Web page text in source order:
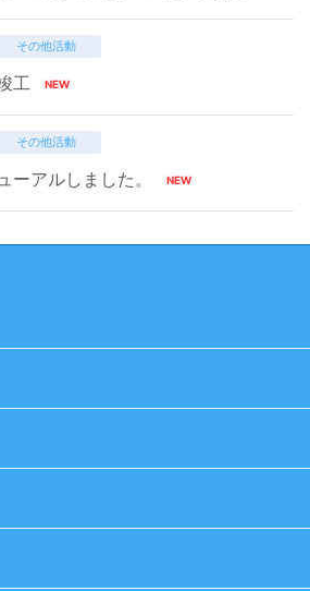
その他活動
工
その他活動
ーアルしました。